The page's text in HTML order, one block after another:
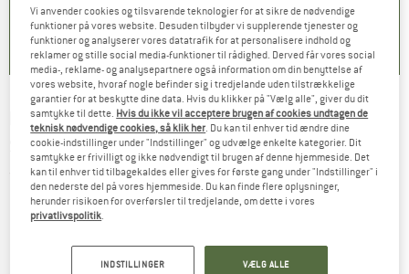
252) 4,9(23)
4,8(8)
HUTTELIHUT -Kid's Beanie Solid Rib With
Seam - Hue
(0)
Vi anvender cookies og tilsvarende teknologier for at sikre de nødvendige
funktioner på vores website. Desuden tilbyder vi supplerende tjenester og
funktioner og analyserer vores datatrafik for at personalisere indhold og
reklamer og stille social media-funktioner til rådighed. Derved får vores social
media-, reklame- og analysepartnere også information om din benyttelse af
vores website, hvoraf nogle befinder sig i tredjelande uden tilstrækkelige
garantier for at beskytte dine data. Hvis du klikker på "Vælg alle", giver du dit
samtykke til dette. Hvis du ikke vil acceptere brugen af cookies undtagen de
teknisk nødvendige cookies, så klik her . Du kan til enhver tid ændre dine
cookie-indstillinger under "Indstillinger" og udvælge enkelte kategorier. Dit
samtykke er frivilligt og ikke nødvendigt til brugen af denne hjemmeside. Det
kan til enhver tid tilbagekaldes eller gives for første gang under "Indstillinger" i
den nederste del på vores hjemmeside. Du kan finde flere oplysninger,
herunder risikoen for overførsler til tredjelande, om dette i vores
privatlivspolitik
INDSTILLINGER VÆLG ALLE